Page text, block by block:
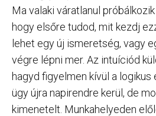
Ma valaki váratlanul
hogy elsőre tudod, mit kezdj
lehet egy új ismeretség, vagy
végre lépni mer. Az intuíciód
hagyd figyelmen kívül a
ügy újra napirendre kerül, de
kimenetelt. Munkahelyeden